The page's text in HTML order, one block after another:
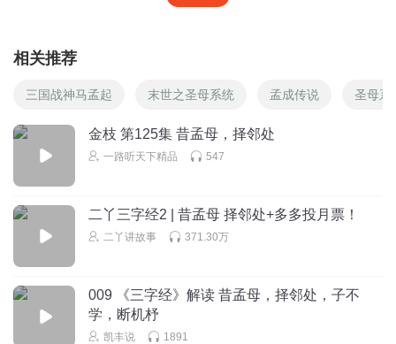
相关推荐
三国战神马孟起 末世之圣母系统 孟成传说 圣母系
金枝 第125集 昔孟母，择邻处
一路听天下精品 547
二丫三字经2 | 昔孟母 择邻处+多多投月票！
二丫讲故事 371.30万
009 《三字经》解读 昔孟母，择邻处，子不
学，断机杼
凯丰说 1891